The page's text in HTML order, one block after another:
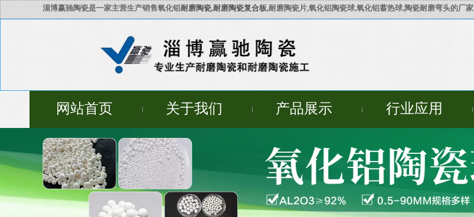
淄博赢驰陶瓷是一家主营生产销售氧化铝耐磨陶瓷,耐磨陶瓷复合板,耐磨陶瓷片,氧化铝陶瓷球,氧化铝蓄热球,陶瓷耐磨弯头的厂家
网站首页 关于我们 产品展示 行业应用